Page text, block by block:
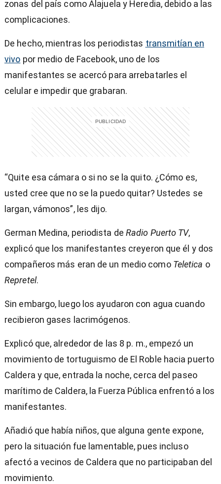
zonas del país como Alajuela y Heredia, debido a las
complicaciones.
De hecho, mientras los periodistas transmitían en
vivo por medio de Facebook, uno de los
manifestantes se acercó para arrebatarles el
celular e impedir que grabaran.
“Quite esa cámara o si no se la quito. ¿Cómo es,
usted cree que no se la puedo quitar? Ustedes se
largan, vámonos”, les dijo.
German Medina, periodista de Radio Puerto TV,
explicó que los manifestantes creyeron que él y dos
compañeros más eran de un medio como Teletica o
Repretel.
Sin embargo, luego los ayudaron con agua cuando
recibieron gases lacrimógenos.
Explicó que, alrededor de las 8 p. m., empezó un
movimiento de tortuguismo de El Roble hacia puerto
Caldera y que, entrada la noche, cerca del paseo
marítimo de Caldera, la Fuerza Pública enfrentó a los
manifestantes.
Añadió que había niños, que alguna gente expone,
pero la situación fue lamentable, pues incluso
afectó a vecinos de Caldera que no participaban del
movimiento.